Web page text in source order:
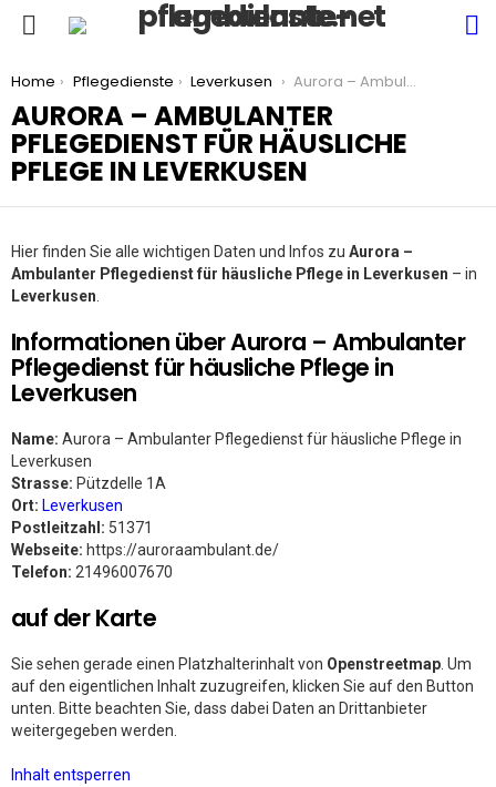
You are here:
Home Pflegedienste Leverkusen Aurora – Ambulanter Pflegedienst für häusliche Pflege in Leverkusen
AURORA – AMBULANTER
PFLEGEDIENST FÜR HÄUSLICHE
PFLEGE IN LEVERKUSEN
Hier finden Sie alle wichtigen Daten und Infos zu Aurora –
Ambulanter Pflegedienst für häusliche Pflege in Leverkusen – in
Leverkusen
Informationen über Aurora – Ambulanter
Pflegedienst für häusliche Pflege in
Leverkusen
Name: Aurora – Ambulanter Pflegedienst für häusliche Pflege in
Leverkusen
Strasse: Pützdelle 1A
Ort: Leverkusen
Postleitzahl: 51371
Webseite: https://auroraambulant.de/
Telefon: 21496007670
auf der Karte
Sie sehen gerade einen Platzhalterinhalt von Openstreetmap . Um
auf den eigentlichen Inhalt zuzugreifen, klicken Sie auf den Button
unten. Bitte beachten Sie, dass dabei Daten an Drittanbieter
weitergegeben werden.
Inhalt entsperren